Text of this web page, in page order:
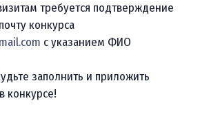
требуется подтверждение
конкурса
с указанием ФИО
заполнить и приложить
конкурсе!